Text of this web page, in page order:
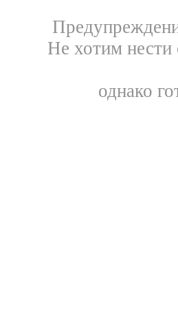
Не хотим нести
однако